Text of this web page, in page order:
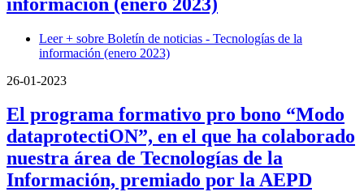
Leer + sobre Boletín de noticias - Tecnologías de la
información (enero 2023)
26-01-2023
El programa formativo pro bono “Modo
dataprotectiON”, en el que ha colaborado
nuestra área de Tecnologías de la
Información, premiado por la AEPD